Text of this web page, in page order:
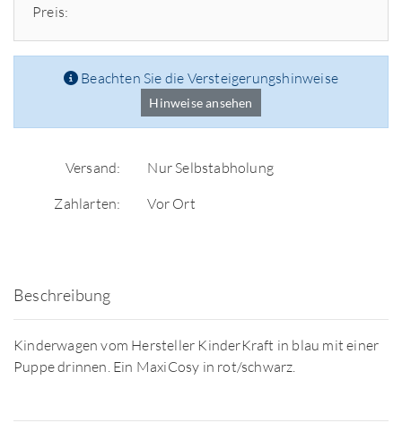
Preis:
Beachten Sie die Versteigerungshinweise
Hinweise ansehen
Versand:
Nur Selbstabholung
Zahlarten:
Vor Ort
Beschreibung
Kinderwagen vom Hersteller KinderKraft in blau mit einer
Puppe drinnen. Ein MaxiCosy in rot/schwarz.